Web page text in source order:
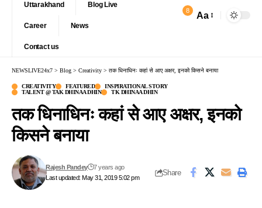
Uttarakhand Blog Live
Career News
Contact us
8 Aa
NEWSLIVE24x7 > Blog > Creativity > तक धिनाधिनः कहां से आए अक्षर, इनको किसने बनाया
CREATIVITY FEATURED
INSPIRATIONAL STORY
TALENT @ TAK DHINAA DHIN
TK DHINAA DHIN
तक धिनाधिनः कहां से आए अक्षर, इनको
किसने बनाया
Last updated: May 31, 2019 5:02 pm
Rajesh Pandey 7 years ago
Share